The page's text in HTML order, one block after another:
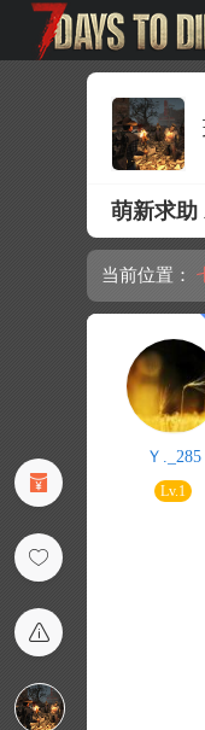
萌新求助
当前位置：
Ｙ._285
Lv.1